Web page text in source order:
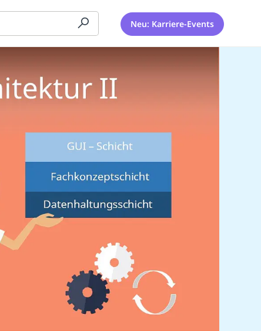
Neu: Karriere-Events